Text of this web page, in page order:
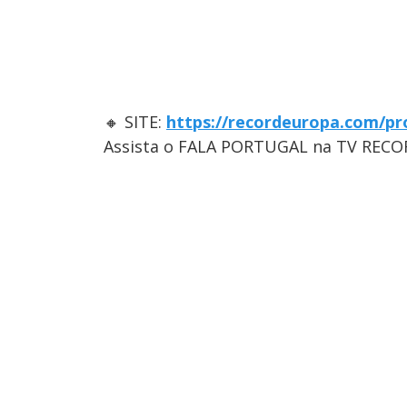
🔸 SITE: https://recordeuropa.com/
Assista o FALA PORTUGAL na TV